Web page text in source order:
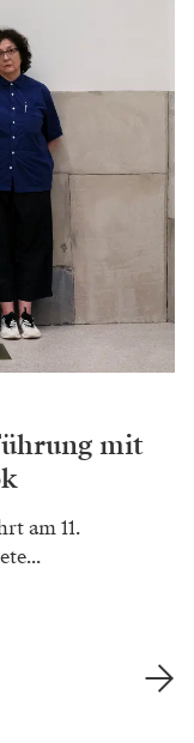
mit
am 11.